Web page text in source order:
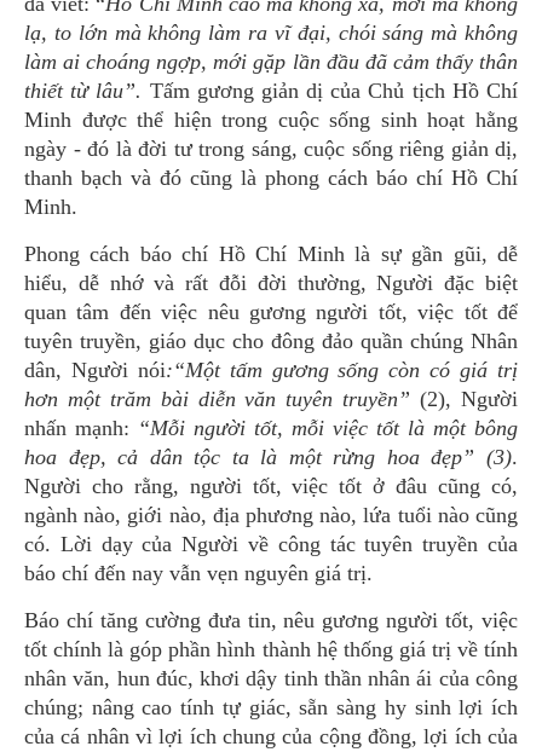
lạ, to lớn mà không làm ra vĩ đại, chói sáng mà không
làm ai choáng ngợp, mới gặp lần đầu đã cảm thấy thân
thiết từ lâu”. Tấm gương giản dị của Chủ tịch Hồ Chí
Minh được thể hiện trong cuộc sống sinh hoạt hằng
ngày - đó là đời tư trong sáng, cuộc sống riêng giản dị,
thanh bạch và đó cũng là phong cách báo chí Hồ Chí
Minh.
Phong cách báo chí Hồ Chí Minh là sự gần gũi, dễ
hiểu, dễ nhớ và rất đỗi đời thường, Người đặc biệt
quan tâm đến việc nêu gương người tốt, việc tốt để
tuyên truyền, giáo dục cho đông đảo quần chúng Nhân
dân, Người nói:“Một tấm gương sống còn có giá trị
hơn một trăm bài diễn văn tuyên truyền” (2), Người
nhấn mạnh: “Mỗi người tốt, mỗi việc tốt là một bông
hoa đẹp, cả dân tộc ta là một rừng hoa đẹp” (3).
Người cho rằng, người tốt, việc tốt ở đâu cũng có,
ngành nào, giới nào, địa phương nào, lứa tuổi nào cũng
có. Lời dạy của Người về công tác tuyên truyền của
báo chí đến nay vẫn vẹn nguyên giá trị.
Báo chí tăng cường đưa tin, nêu gương người tốt, việc
tốt chính là góp phần hình thành hệ thống giá trị về tính
nhân văn, hun đúc, khơi dậy tinh thần nhân ái của công
chúng; nâng cao tính tự giác, sẵn sàng hy sinh lợi ích
của cá nhân vì lợi ích chung của cộng đồng, lợi ích của